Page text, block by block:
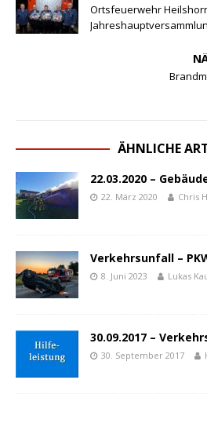
Ortsfeuerwehr
ÄHNLICHE
22.03.2020 –
22. März 2020 Chris
Verkehrsunfall –
8. Juni 2023 Lukas
30.09.2017 –
30. September 2017